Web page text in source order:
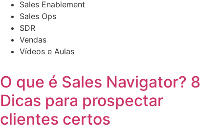
Sales Enablement
Sales Ops
SDR
Vendas
Vídeos e Aulas
O que é Sales Navigator? 8
Dicas para prospectar
clientes certos